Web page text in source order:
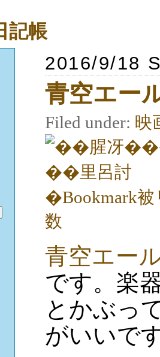
記帳
2016/9/18
青空エー
Filed under: 映
青空エー
です。楽
とかぶっ
がいいで